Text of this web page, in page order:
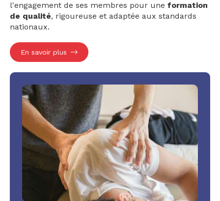
l'engagement de ses membres pour une formation
de qualité, rigoureuse et adaptée aux standards
nationaux.
En savoir plus